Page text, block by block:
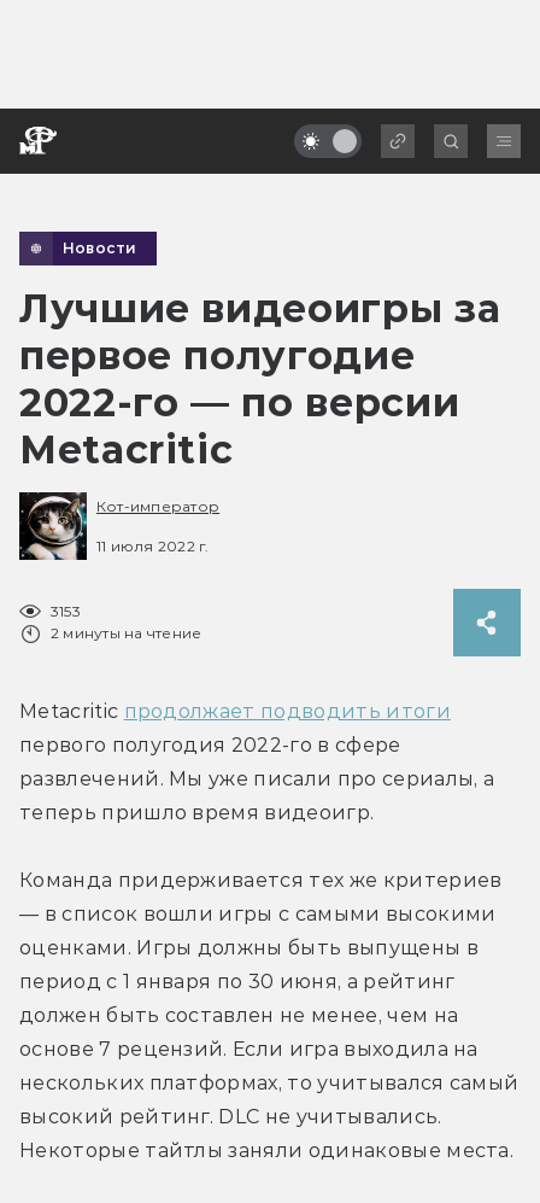
Новости
Лучшие видеоигры за
первое полугодие
2022-го — по версии
Metacritic
Кот-император
11 июля 2022 г.
3153
2 минуты на чтение
Metacritic продолжает подводить итоги
первого полугодия 2022-го в сфере
развлечений. Мы уже писали про сериалы, а
теперь пришло время видеоигр.
Команда придерживается тех же критериев
— в список вошли игры с самыми высокими
оценками. Игры должны быть выпущены в
период с 1 января по 30 июня, а рейтинг
должен быть составлен не менее, чем на
основе 7 рецензий. Если игра выходила на
нескольких платформах, то учитывался самый
высокий рейтинг. DLC не учитывались.
Некоторые тайтлы заняли одинаковые места.